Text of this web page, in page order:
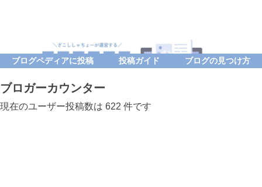
ブログペディアに投稿 投稿ガイド ブログの見つけ方
ブロガーカウンター
現在のユーザー投稿数は 622 件です